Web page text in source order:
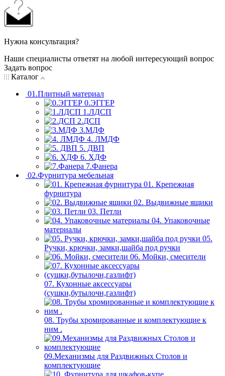
Нужна консультация?
Наши специалисты ответят на любой интересующий вопрос
Задать вопрос
Каталог
01.Плитный материал
0.ЭГГЕР
1.ЛДСП
2.ДСП
3.МДФ
4. ЛМДФ
5. ДВП
6. ХДФ
7.Фанера
02.Фурнитура мебельная
01. Крепежная
фурнитура
02. Выдвижные ящики
03. Петли
04. Упаковочные
материалы
05.
Ручки, крючки, замки,шайба под ручки
06. Мойки, смесители
07. Кухонные аксессуары
(сушки,бутылочн,газлифт)
08. Трубы хромированные и комплектующие к
ним .
09.Механизмы для Раздвижных Столов и
комплектующие